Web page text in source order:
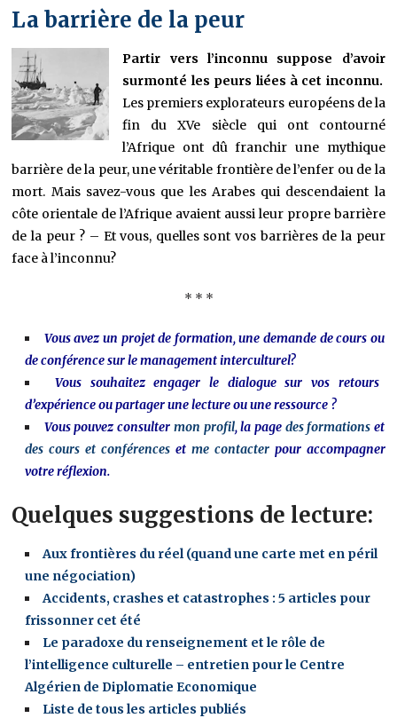
La barrière de la peur
Partir vers l’inconnu suppose d’avoir
surmonté les peurs liées à cet inconnu.
Les premiers explorateurs européens de la
fin du XVe siècle qui ont contourné
l’Afrique ont dû franchir une mythique
barrière de la peur, une véritable frontière de l’enfer ou de la
mort. Mais savez-vous que les Arabes qui descendaient la
côte orientale de l’Afrique avaient aussi leur propre barrière
de la peur ? – Et vous, quelles sont vos barrières de la peur
face à l’inconnu?
* * *
Vous avez un projet de formation, une demande de cours ou
de conférence sur le management interculturel?
Vous souhaitez engager le dialogue sur vos retours
d’expérience ou partager une lecture ou une ressource ?
Vous pouvez consulter mon profil, la page des formations et
des cours et conférences et me contacterpour accompagner
votre réflexion.
Quelques suggestions de lecture:
Aux frontières du réel (quand une carte met en péril
une négociation)
Accidents, crashes et catastrophes : 5 articles pour
frissonner cet été
Le paradoxe du renseignement et le rôle de
l’intelligence culturelle – entretien pour le Centre
Algérien de Diplomatie Economique
Liste de tous les articles publiés